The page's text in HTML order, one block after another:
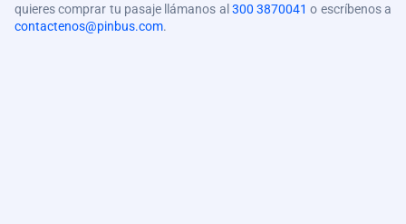
quieres comprar tu pasaje llámanos al 300 3870041 o escríbenos a
contactenos@pinbus.com.